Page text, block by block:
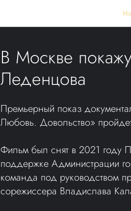
В Москве
Леденцова
Премьерный показ
Любовь. Довольство»
Фильм был снят в 2021 году
поддержке Администрации
команда под руководством
сорежиссера Владислава